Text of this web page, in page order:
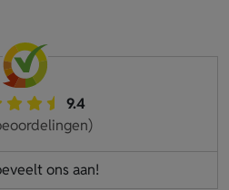
9.4
ons aan!